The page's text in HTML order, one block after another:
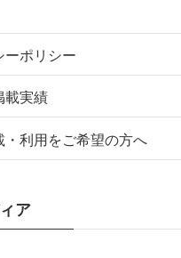
ーポリシー
載実績
・利用をご希望の方へ
ア